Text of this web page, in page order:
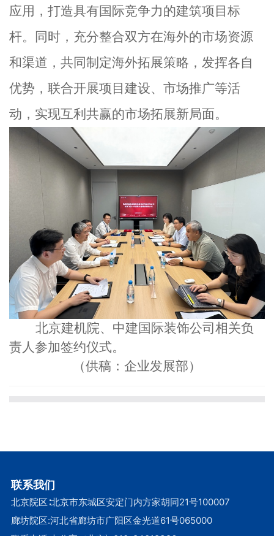
应用，打造具有国际竞争力的建筑项目标
杆。同时，充分整合双方在海外的市场资源
和渠道，共同制定海外拓展策略，发挥各自
优势，联合开展项目建设、市场推广等活
动，实现互利共赢的市场拓展新局面。
北京建机院、中建国际装饰公司 相关负
责人参加签约仪式。
（供稿：企业发展部）
联系我们
北京院区∶北京市东城区安定门内方家胡同21号100007
廊坊院区:河北省廊坊市广阳区金光道61号065000